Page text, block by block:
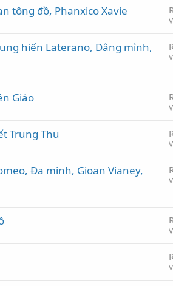
tông đồ, Phanxico Xavie
hiến Laterano, Dâng mình,
Giáo
Trung Thu
Đa minh, Gioan Vianey,